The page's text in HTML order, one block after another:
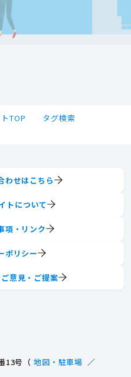
TOP
タグ検索
13号（ 地図・駐車場 ／
わせはこちら
トについて
項・リンク
ポリシー
意見・ご提案